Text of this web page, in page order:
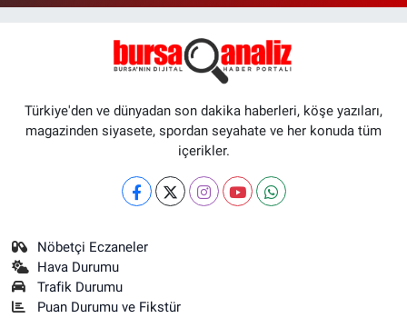
Türkiye'den ve dünyadan son dakika haberleri, köşe yazıları,
magazinden siyasete, spordan seyahate ve her konuda tüm
içerikler.
Nöbetçi Eczaneler
Hava Durumu
Trafik Durumu
Puan Durumu ve Fikstür